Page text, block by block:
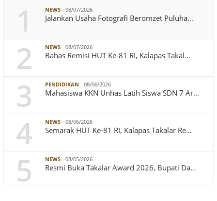
1 NEWS 08/07/2026
Jalankan Usaha Fotografi Beromzet Puluha…
2 NEWS 08/07/2026
Bahas Remisi HUT Ke-81 RI, Kalapas Takal…
3 PENDIDIKAN 08/06/2026
Mahasiswa KKN Unhas Latih Siswa SDN 7 Ar…
4 NEWS 08/06/2026
Semarak HUT Ke-81 RI, Kalapas Takalar Re…
5 NEWS 08/05/2026
Resmi Buka Takalar Award 2026, Bupati Da…